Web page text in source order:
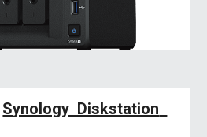
Synology  Diskstation